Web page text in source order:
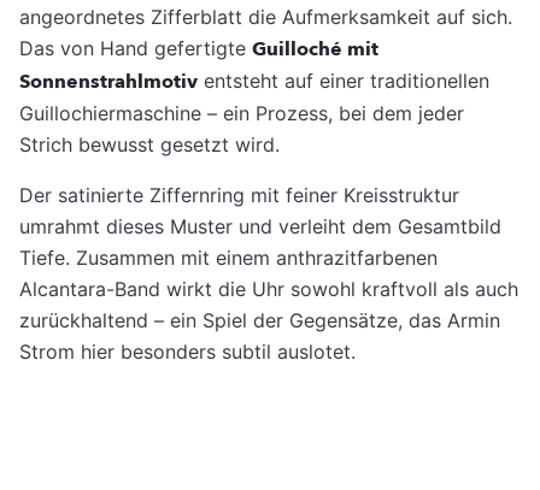
angeordnetes Zifferblatt die Aufmerksamkeit auf sich.
Das von Hand gefertigte Guilloché mit
Sonnenstrahlmotiv entsteht auf einer traditionellen
Guillochiermaschine – ein Prozess, bei dem jeder
Strich bewusst gesetzt wird.
Der satinierte Ziffernring mit feiner Kreisstruktur
umrahmt dieses Muster und verleiht dem Gesamtbild
Tiefe. Zusammen mit einem anthrazitfarbenen
Alcantara-Band wirkt die Uhr sowohl kraftvoll als auch
zurückhaltend – ein Spiel der Gegensätze, das Armin
Strom hier besonders subtil auslotet.